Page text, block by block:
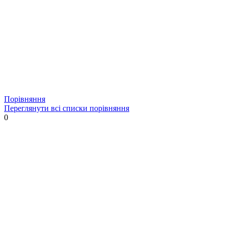
Порівняння
Переглянути всі списки порівняння
0